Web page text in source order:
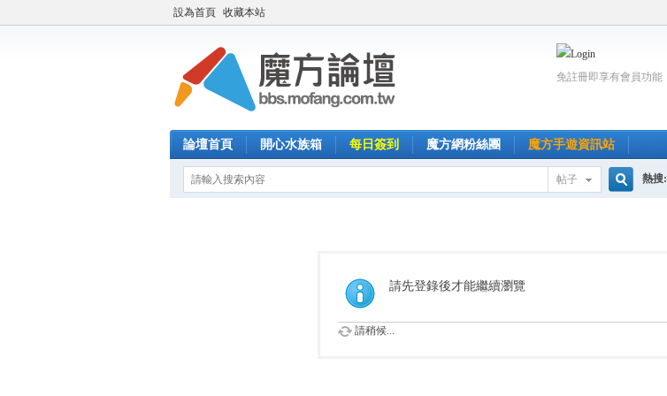
設為首頁 收藏本站
免註冊即享有會員功能
論壇首頁 開心水族箱 每日簽到 魔方網粉絲團 魔方手遊資訊站
帖子 熱搜:
請先登錄後才能繼續瀏覽
請稍候...